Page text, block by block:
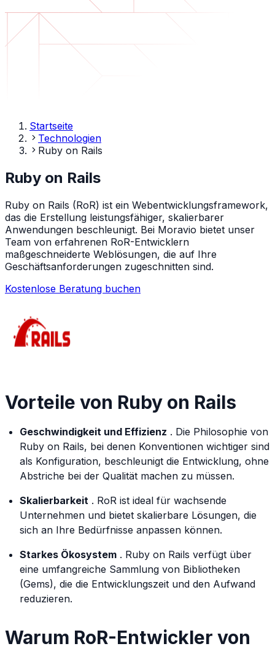
Startseite
Technologien
Ruby on Rails
Ruby on Rails
Ruby on Rails (RoR) ist ein Webentwicklungsframework,
das die Erstellung leistungsfähiger, skalierbarer
Anwendungen beschleunigt. Bei Moravio bietet unser
Team von erfahrenen RoR-Entwicklern
maßgeschneiderte Weblösungen, die auf Ihre
Geschäftsanforderungen zugeschnitten sind.
Kostenlose Beratung buchen
Vorteile von Ruby on Rails
Geschwindigkeit und Effizienz . Die Philosophie von
Ruby on Rails, bei denen Konventionen wichtiger sind
als Konfiguration, beschleunigt die Entwicklung, ohne
Abstriche bei der Qualität machen zu müssen.
Skalierbarkeit . RoR ist ideal für wachsende
Unternehmen und bietet skalierbare Lösungen, die
sich an Ihre Bedürfnisse anpassen können.
Starkes Ökosystem . Ruby on Rails verfügt über
eine umfangreiche Sammlung von Bibliotheken
(Gems), die die Entwicklungszeit und den Aufwand
reduzieren.
Warum RoR-Entwickler von